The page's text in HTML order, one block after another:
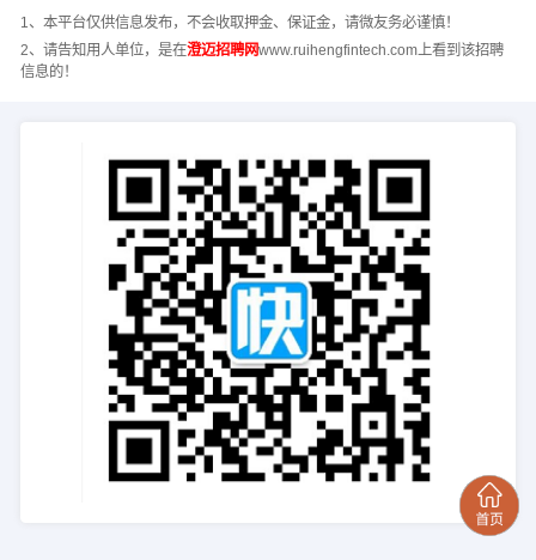
1、本平台仅供信息发布，不会收取押金、保证金，请微友务必谨慎！
2、请告知用人单位，是在澄迈招聘网www.ruihengfintech.com上看到该招聘
信息的！